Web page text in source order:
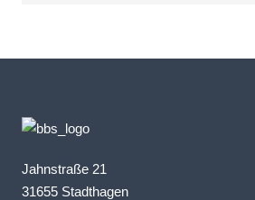
Jahnstraße 21
31655 Stadthagen